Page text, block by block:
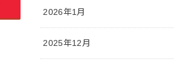
2026年1月
2025年12月